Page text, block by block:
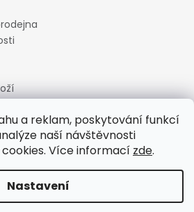
a reklam, poskytování funkcí
naší návštěvnosti
Více informací zde.
Nastavení
cookies